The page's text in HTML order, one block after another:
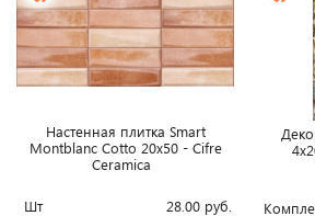
Настенная плитка Smart
Montblanc Cotto 20x50 - Cifre
Ceramica
Шт 28.00 руб.